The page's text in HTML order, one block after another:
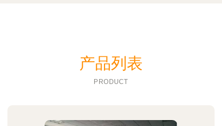
产品列表
PRODUCT